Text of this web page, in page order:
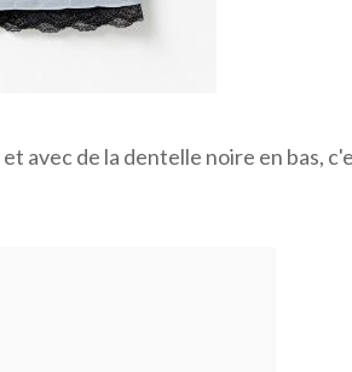
et avec de la dentelle noire en bas,